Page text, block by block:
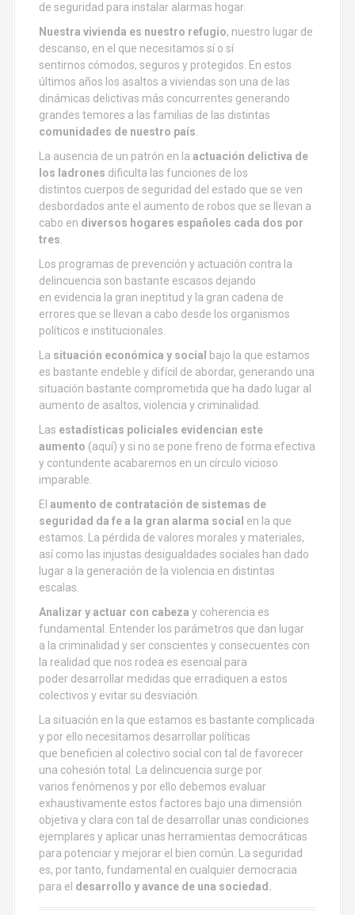
de seguridad para instalar alarmas hogar.
Nuestra vivienda es nuestro refugio, nuestro lugar de
descanso, en el que necesitamos sí o sí
sentirnos cómodos, seguros y protegidos. En estos
últimos años los asaltos a viviendas son una de las
dinámicas delictivas más concurrentes generando
grandes temores a las familias de las distintas
comunidades de nuestro país.
La ausencia de un patrón en la actuación delictiva de
los ladrones dificulta las funciones de los
distintos cuerpos de seguridad del estado que se ven
desbordados ante el aumento de robos que se llevan a
cabo en diversos hogares españoles cada dos por
tres.
Los programas de prevención y actuación contra la
delincuencia son bastante escasos dejando
en evidencia la gran ineptitud y la gran cadena de
errores que se llevan a cabo desde los organismos
políticos e institucionales.
La situación económica y social
bajo la que estamos
es bastante endeble y difícil de abordar, generando una
situación bastante comprometida que ha dado lugar al
aumento de asaltos, violencia y criminalidad.
Las estadísticas policiales evidencian este
aumento (aquí) y si no se pone freno de forma efectiva
y contundente acabaremos en un círculo vicioso
imparable.
El aumento de contratación de sistemas de
seguridad da fe a la gran alarma social en la que
estamos. La pérdida de valores morales y materiales,
así como las injustas desigualdades sociales han dado
lugar a la generación de la violencia en distintas
escalas.
Analizar y actuar con cabeza y coherencia es
fundamental. Entender los parámetros que dan lugar
a la criminalidad y ser conscientes y consecuentes con
la realidad que nos rodea es esencial para
poder desarrollar medidas que erradiquen a estos
colectivos y evitar su desviación.
La situación en la que estamos es bastante complicada
y por ello necesitamos desarrollar políticas
que beneficien al colectivo social con tal de favorecer
una cohesión total. La delincuencia surge por
varios fenómenos y por ello debemos evaluar
exhaustivamente estos factores bajo una dimensión
objetiva y clara con tal de desarrollar unas condiciones
ejemplares y aplicar unas herramientas democráticas
para potenciar y mejorar el bien común. La seguridad
es, por tanto, fundamental en cualquier democracia
para el desarrollo y avance de una sociedad.